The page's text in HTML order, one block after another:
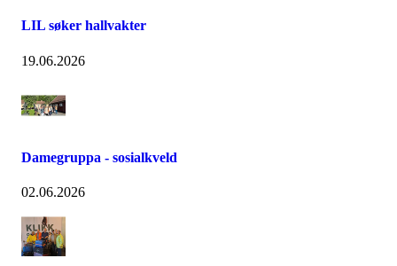
LIL søker hallvakter
19.06.2026
Damegruppa - sosialkveld
02.06.2026